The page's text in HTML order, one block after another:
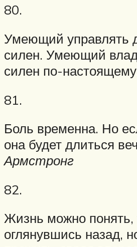
80.
Умеющий управлять
силен. Умеющий
силен по-
81.
Боль временна. Но
она будет длиться
Армстронг
82.
Жизнь можно понять,
оглянувшись назад,